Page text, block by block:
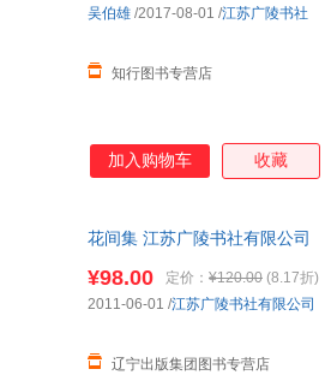
知行图书专营店
吴伯雄 /2017-08-01 /江苏广陵书社
加入购物车 收藏
花间集 江苏广陵书社有限公司
¥98.00 定价： ¥120.00 (8.17折)
辽宁出版集团图书专营店
2011-06-01 /江苏广陵书社有限公司